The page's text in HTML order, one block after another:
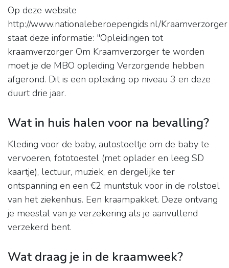
Op deze website
http://www.nationaleberoepengids.nl/Kraamverzorger
staat deze informatie: "Opleidingen tot
kraamverzorger Om Kraamverzorger te worden
moet je de MBO opleiding Verzorgende hebben
afgerond. Dit is een opleiding op niveau 3 en deze
duurt drie jaar.
Wat in huis halen voor na bevalling?
Kleding voor de baby, autostoeltje om de baby te
vervoeren, fototoestel (met oplader en leeg SD
kaartje), lectuur, muziek, en dergelijke ter
ontspanning en een €2 muntstuk voor in de rolstoel
van het ziekenhuis. Een kraampakket. Deze ontvang
je meestal van je verzekering als je aanvullend
verzekerd bent.
Wat draag je in de kraamweek?